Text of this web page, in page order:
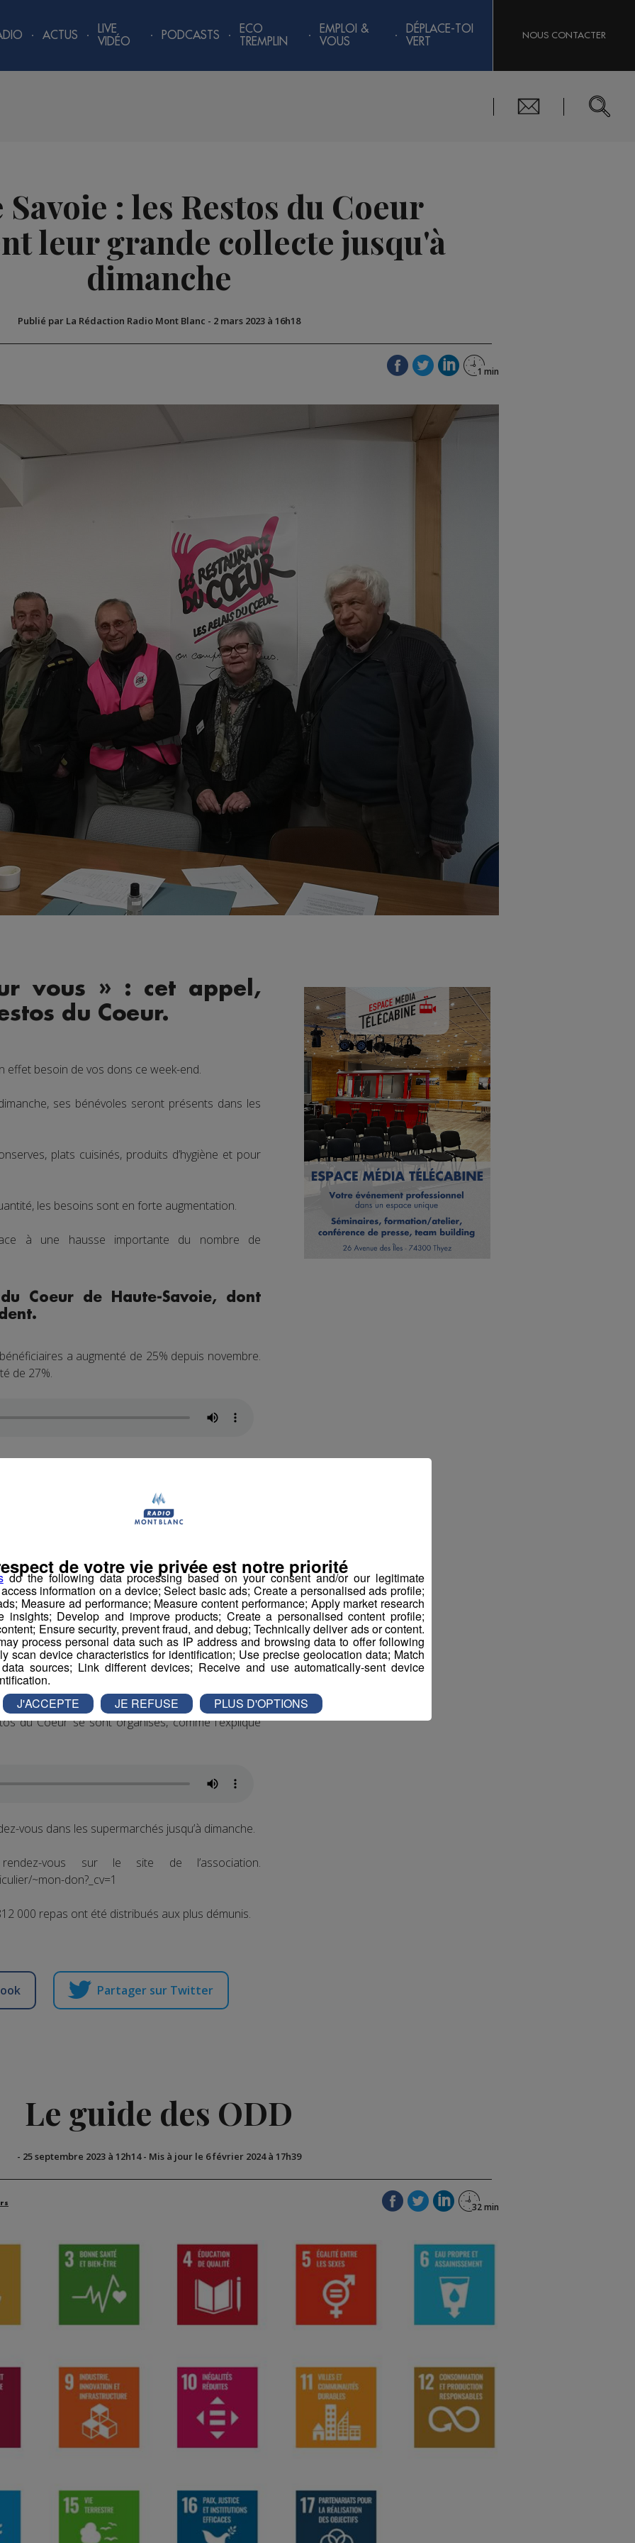
ACTUS
LIVE
VIDÉO
PODCASTS
ECO
TREMPLIN
EMPLOI &
VOUS
DÉPLACE-TOI
VERT
NOUS CONTACTER
Savoie : les Restos du Coeur
leur grande collecte jusqu'à
dimanche
Publié par La Rédaction Radio Mont Blanc - 2 mars 2023 à 16h18
vous » : cet appel,
du Coeur.
effet besoin de vos dons ce week-end.
ses bénévoles seront présents dans les
plats cuisinés, produits d’hygiène et pour
les besoins sont en forte augmentation.
à une hausse importante du nombre de
Coeur de Haute-Savoie, dont
a augmenté de 25% depuis novembre.
de 27%.
plus du côté des étudiants.
distribution à l’IUT d’Annecy.
nouvelles inscriptions.
collecte, les Restos du coeur avaient récolté 105
du nombre de bénéficiaires, il en faudrait
du Coeur se sont organisés, comme l'explique
vous dans les supermarchés jusqu’à dimanche.
vous sur le site de l’association.
~mon-don?_cv=1
000 repas ont été distribués aux plus démunis.
Partager sur Twitter
Le guide des ODD
- 25 septembre 2023 à 12h14- Mis à jour le 6 février 2024 à 17h39
do the following data processing based on your consent and/or our legitimate
information on a device; Select basic ads; Create a personalised ads profile;
Measure ad performance; Measure content performance; Apply market research
insights; Develop and improve products; Create a personalised content profile;
Ensure security, prevent fraud, and debug; Technically deliver ads or content.
process personal data such as IP address and browsing data to offer following
scan device characteristics for identification; Use precise geolocation data; Match
sources; Link different devices; Receive and use automatically-sent device
de votre vie privée est notre priorité
J'ACCEPTE JE REFUSE PLUS D'OPTIONS